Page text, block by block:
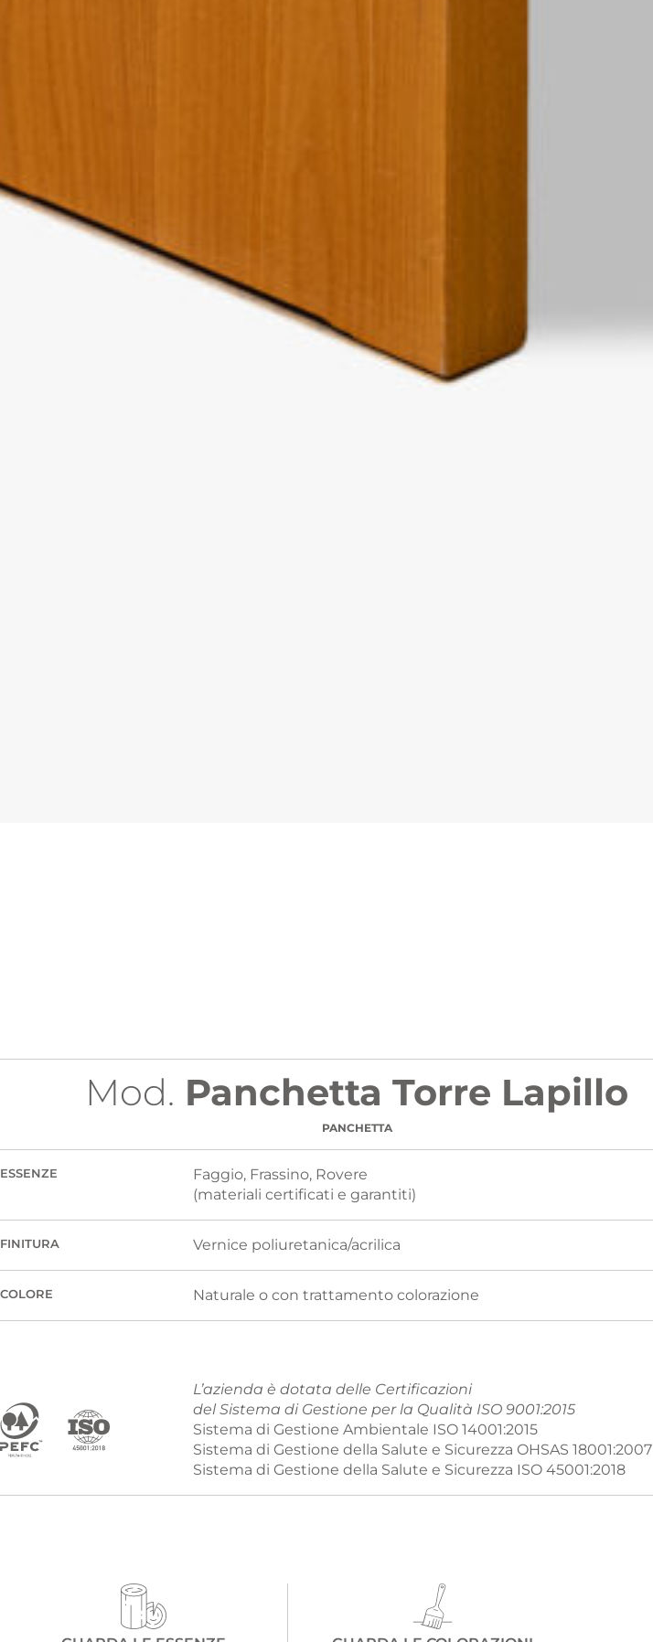
Mod. Panchetta Torre Lapillo
PANCHETTA
ESSENZE
Faggio, Frassino, Rovere
(materiali certificati e garantiti)
FINITURA Vernice poliuretanica/acrilica
COLORE Naturale o con trattamento colorazione
L’azienda è dotata delle Certificazioni
del Sistema di Gestione per la Qualità ISO 9001:2015
Sistema di Gestione Ambientale ISO 14001:2015
Sistema di Gestione della Salute e Sicurezza OHSAS 18001:2007
Sistema di Gestione della Salute e Sicurezza ISO 45001:2018